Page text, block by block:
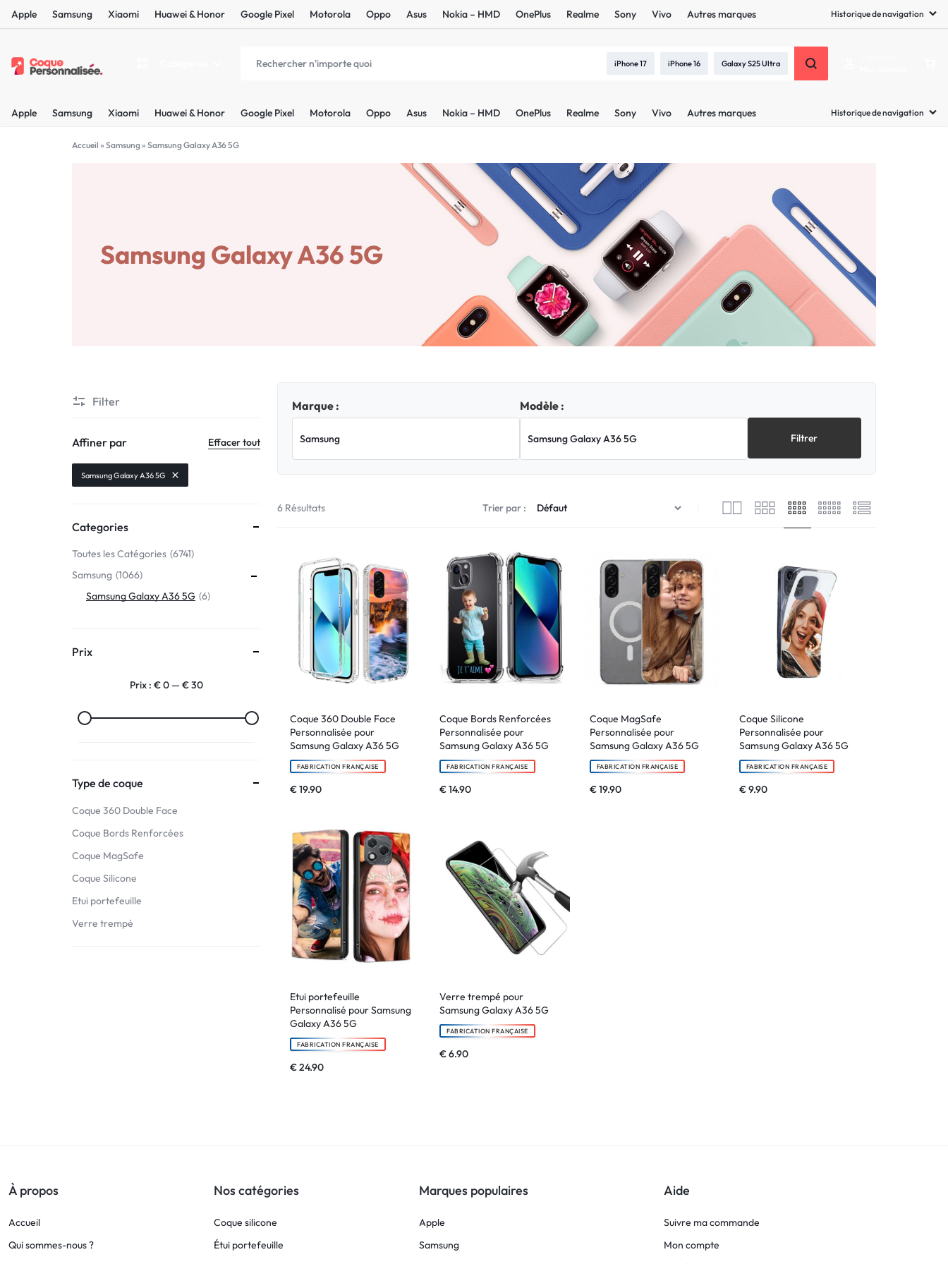
PLUS
BELLES
FRANCE
BUDGETS
Huawei & Honor
OnePlus
Sony
Vivo
iPhone 17 iPhone 16 Galaxy S25 Ultra
Apple Samsung Xiaomi Huawei & Honor Google Pixel Motorola Oppo Asus Nokia – HMD OnePlus Realme Sony Vivo Autres marques Historique de navigation
Apple Samsung Xiaomi Huawei & Honor Google Pixel Motorola Oppo Asus Nokia – HMD OnePlus Realme Sony Vivo Autres marques Historique de navigation
Accueil » Samsung » Samsung Galaxy A36 5G
Samsung Galaxy A36 5G
Marque : Modèle :
Filtrer
6 Résultats Trier par :
Coque 360 Double Face
Personnalisée pour
Samsung Galaxy A36 5G
FABRICATION FRANÇAISE
€19.90
Coque Bords Renforcées
Personnalisée pour
Samsung Galaxy A36 5G
FABRICATION FRANÇAISE
€14.90
Coque MagSafe
Personnalisée pour
Samsung Galaxy A36 5G
FABRICATION FRANÇAISE
€19.90
Coque Silicone
Personnalisée pour
Samsung Galaxy A36 5G
FABRICATION FRANÇAISE
€9.90
Etui portefeuille
Personnalisé pour Samsung
Galaxy A36 5G
FABRICATION FRANÇAISE
€24.90
Verre trempé pour
Samsung Galaxy A36 5G
FABRICATION FRANÇAISE
€6.90
Filter
Affiner par Effacer tout
Samsung Galaxy A36 5G
Categories
Toutes les Catégories 6741
Samsung 1066
Samsung Galaxy A36 5G 6
Prix
Prix : € 0— € 30
Type de coque
Coque 360 Double Face
Coque Bords Renforcées
Coque MagSafe
Coque Silicone
Etui portefeuille
Verre trempé
À propos
Accueil
Qui sommes-nous ?
Nos catégories
Coque silicone
Étui portefeuille
Marques populaires
Apple
Samsung
Aide
Suivre ma commande
Mon compte